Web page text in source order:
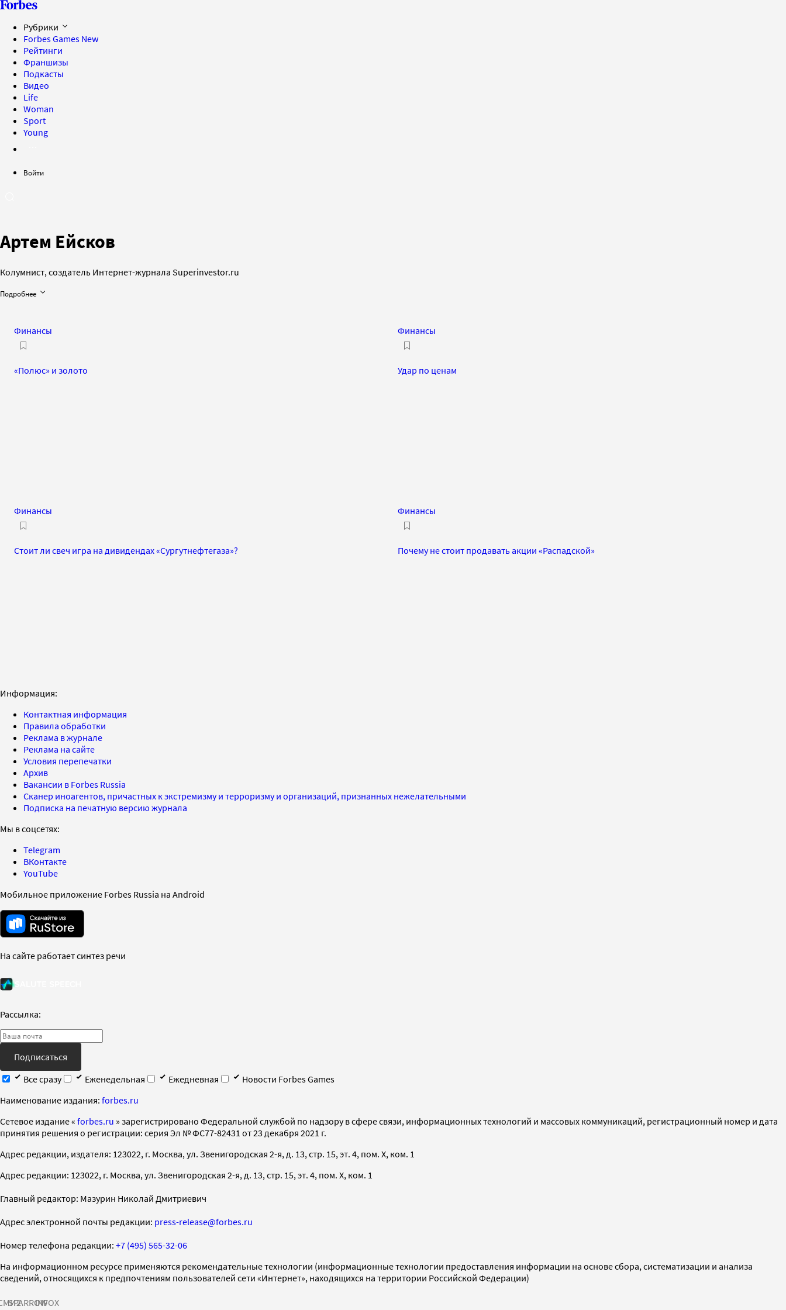
Рубрики
Forbes Games New
Рейтинги
Франшизы
Подкасты
Видео
Life
Woman
Sport
Young
Войти
Артем Ейсков
Колумнист, создатель Интернет-журнала Superinvestor.ru
Подробнее
Финансы
«Полюс» и золото
Финансы
Удар по ценам
Финансы
Стоит ли свеч игра на дивидендах «Сургутнефтегаза»?
Финансы
Почему не стоит продавать акции «Распадской»
Информация:
Контактная информация
Правила обработки
Реклама в журнале
Реклама на сайте
Условия перепечатки
Архив
Вакансии в Forbes Russia
Сканер иноагентов, причастных к экстремизму и терроризму и организаций, признанных нежелательными
Подписка на печатную версию журнала
Мы в соцсетях:
Telegram
ВКонтакте
YouTube
Мобильное приложение Forbes Russia на Android
На сайте работает синтез речи
Рассылка:
Подписаться
Все сразу
Еженедельная Ежедневная
Новости Forbes Games
Наименование издания: forbes.ru
Cетевое издание « forbes.ru » зарегистрировано Федеральной службой по надзору в сфере связи, информационных технологий и массовых коммуникаций, регистрационный номер и дата
принятия решения о регистрации: серия Эл № ФС77-82431 от 23 декабря 2021 г.
Адрес редакции, издателя: 123022, г. Москва, ул. Звенигородская 2-я, д. 13, стр. 15, эт. 4, пом. X, ком. 1
Адрес редакции: 123022, г. Москва, ул. Звенигородская 2-я, д. 13, стр. 15, эт. 4, пом. X, ком. 1
Главный редактор: Мазурин Николай Дмитриевич
Адрес электронной почты редакции: press-release@forbes.ru
Номер телефона редакции: +7 (495) 565-32-06
На информационном ресурсе применяются рекомендательные технологии (информационные технологии предоставления информации на основе сбора, систематизации и анализа
сведений, относящихся к предпочтениям пользователей сети «Интернет», находящихся на территории Российской Федерации)
SPARROWINFOX